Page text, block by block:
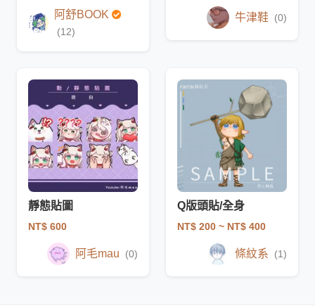
阿舒BOOK
(12)
牛津鞋 (0)
靜態貼圖
NT$ 600
阿毛mau (0)
Q版頭貼/全身
NT$ 200 ~ NT$ 400
條紋系 (1)